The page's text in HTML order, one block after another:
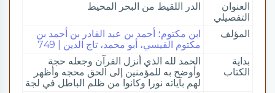
العنوان
التفصيلي
الدر اللقيط من البحر المحيط
المؤلف
ابن مكتوم؛ أحمد بن عبد القادر بن أحمد بن
مكتوم القيسي، أبو محمد، تاج الدين | 749
بداية
الكتاب
الحمد لله الذي أنزل القرآن وجعله حجة
وأوضح به للمؤمنين إلى الحق محجه وأظهر
لهم بآياته نورا وكانوا من ظلم الباطل في لجة